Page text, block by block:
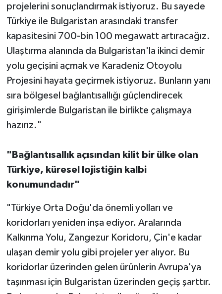
projelerini sonuçlandırmak istiyoruz. Bu sayede
Türkiye ile Bulgaristan arasındaki transfer
kapasitesini 700-bin 100 megawatt artıracağız.
Ulaştırma alanında da Bulgaristan'la ikinci demir
yolu geçişini açmak ve Karadeniz Otoyolu
Projesini hayata geçirmek istiyoruz. Bunların yanı
sıra bölgesel bağlantısallığı güçlendirecek
girişimlerde Bulgaristan ile birlikte çalışmaya
hazırız."
"Bağlantısallık açısından kilit bir ülke olan
Türkiye, küresel lojistiğin kalbi
konumundadır"
"Türkiye Orta Doğu'da önemli yolları ve
koridorları yeniden inşa ediyor. Aralarında
Kalkınma Yolu, Zangezur Koridoru, Çin'e kadar
ulaşan demir yolu gibi projeler yer alıyor. Bu
koridorlar üzerinden gelen ürünlerin Avrupa'ya
taşınması için Bulgaristan üzerinden geçiş şarttır.